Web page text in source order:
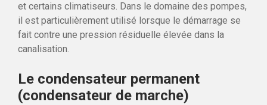
et certains climatiseurs. Dans le domaine des pompes,
il est particulièrement utilisé lorsque le démarrage se
fait contre une pression résiduelle élevée dans la
canalisation.
Le condensateur permanent
(condensateur de marche)